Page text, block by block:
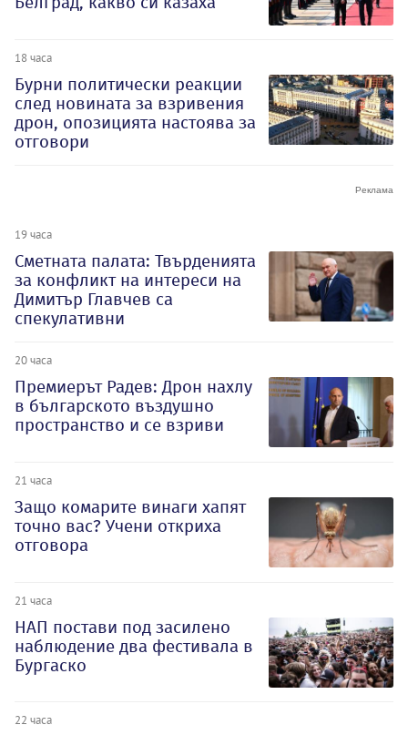
18 часа
Бурни политически реакции
след новината за взривения
дрон, опозицията настоява за
отговори
19 часа
Сметната палата: Твърденията
за конфликт на интереси на
Димитър Главчев са
спекулативни
20 часа
Премиерът Радев: Дрон нахлу
в българското въздушно
пространство и се взриви
21 часа
Защо комарите винаги хапят
точно вас? Учени откриха
отговора
21 часа
НАП постави под засилено
наблюдение два фестивала в
Бургаско
22 часа